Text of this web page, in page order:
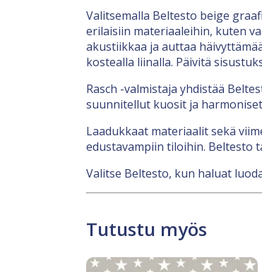
Valitsemalla Beltesto beige
erilaisiin materiaaleihin, kuten
akustiikkaa ja auttaa
kostealla liinalla. Päivitä
Rasch -valmistaja yhdistää
suunnitellut kuosit ja
Laadukkaat materiaalit sekä
edustavampiin tiloihin. Beltesto
Valitse Beltesto, kun haluat
Tutustu myös